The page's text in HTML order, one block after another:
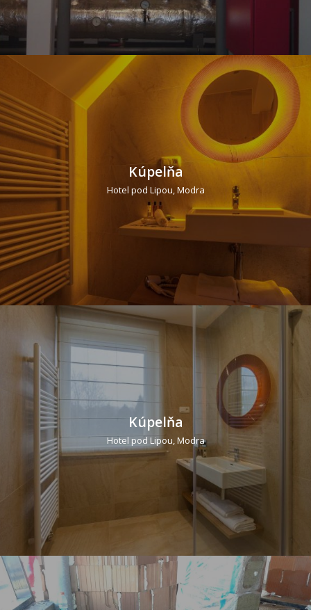
Kúpelňa
Hotel pod Lipou, Modra
Kúpelňa
Hotel pod Lipou, Modra